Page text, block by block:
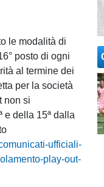
le modalità di
posto di ogni
al termine dei
per la società
non si
e della 15ª dalla
ufficiali-
play-out-